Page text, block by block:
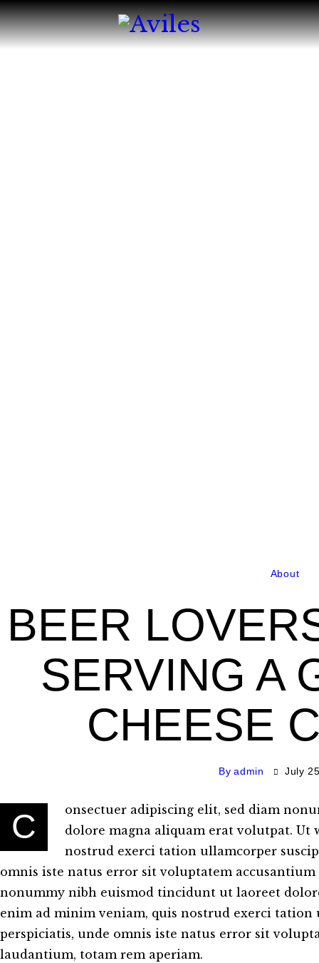
HOME
ABOUT
About
BEER
SERVING A
CHEESE
By admin July
C
onsectuer adipiscing elit, sed diam
dolore magna aliquam erat volutpat. Ut
nostrud exerci tation ullamcorper
omnis iste natus error sit voluptatem
nonummy nibh euismod tincidunt ut laoreet
enim ad minim veniam, quis nostrud exerci
perspiciatis, unde omnis iste natus error sit
laudantium, totam rem aperiam.